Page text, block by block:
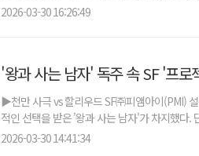
2026-03-30 16:26:49
'왕과 사는 남자' 독주 속 SF '프로
▶천만 사극 vs 할리우드 SF㈜피앰아이(PMI)
적인 선택을 받은 '왕과 사는 남자'가 차지했다.
2026-03-30 14:41:34